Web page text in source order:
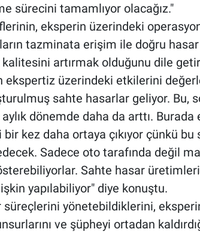
sürecini tamamlıyor olacağız."
eksperin üzerindeki
tazminata erişim ile doğru
artırmak olduğunu dile
ekspertiz üzerindeki etkilerini
sahte hasarlar geliyor. Bu,
dönemde daha da arttı.
bir kez daha ortaya çıkıyor çünkü
Sadece oto tarafında değil
Sahte hasar
yapılabiliyor" diye konuştu.
süreçlerini yönetebildiklerini,
ve şüpheyi ortadan